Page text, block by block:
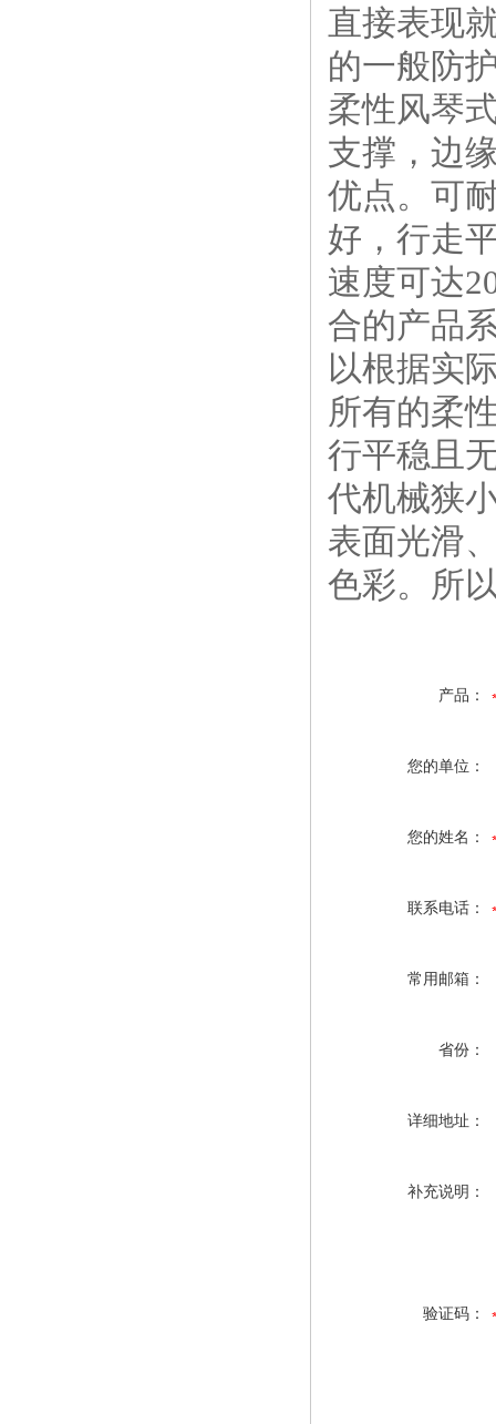
直接表现
的一般防
柔性风琴
支撑，边
优点。可
好，行走
速度可达
合的产品
以根据实
所有的柔
行平稳且
代机械狭
表面光滑
色彩。所
产品：
您的单位：
您的姓名：
联系电话：
常用邮箱：
省份：
详细地址：
补充说明：
验证码：